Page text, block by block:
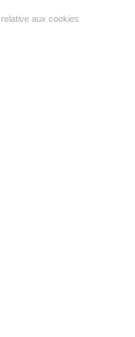
relative aux cookies